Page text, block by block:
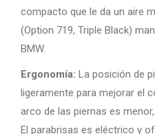
compacto que le da un aire
(Option 719, Triple Black)
BMW.
Ergonomía: La posición de
ligeramente para mejorar el
arco de las piernas es
El parabrisas es eléctrico y